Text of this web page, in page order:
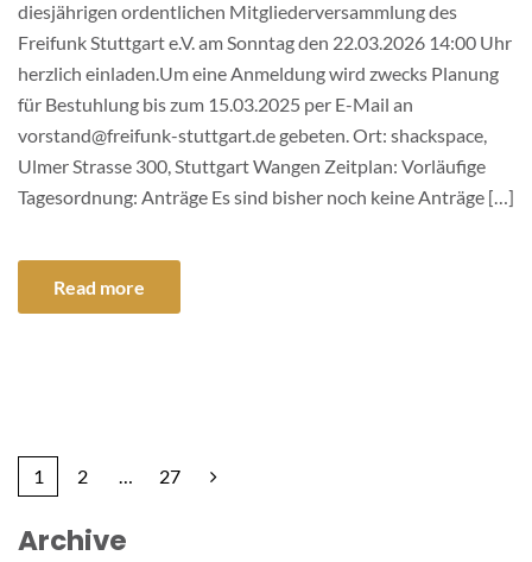
diesjährigen ordentlichen Mitgliederversammlung des
Freifunk Stuttgart e.V. am Sonntag den 22.03.2026 14:00 Uhr
herzlich einladen.Um eine Anmeldung wird zwecks Planung
für Bestuhlung bis zum 15.03.2025 per E-Mail an
vorstand@freifunk-stuttgart.de gebeten. Ort: shackspace,
Ulmer Strasse 300, Stuttgart Wangen Zeitplan: Vorläufige
Tagesordnung: Anträge Es sind bisher noch keine Anträge […]
Read more
1 2 … 27
Archive